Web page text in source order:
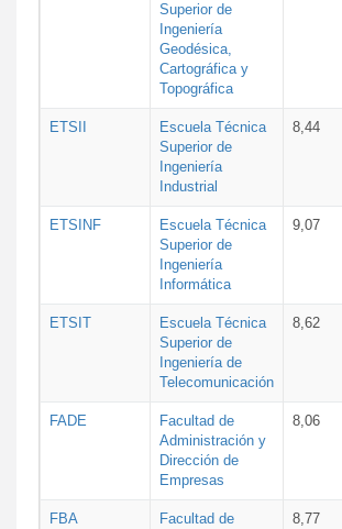
Superior de
Ingeniería
Geodésica,
Cartográfica y
Topográfica
ETSII
Escuela Técnica
Superior de
Ingeniería
Industrial
8,44
ETSINF
Escuela Técnica
Superior de
Ingeniería
Informática
9,07
ETSIT
Escuela Técnica
Superior de
Ingeniería de
Telecomunicación
8,62
FADE
Facultad de
Administración y
Dirección de
Empresas
8,06
FBA
Facultad de
8,77